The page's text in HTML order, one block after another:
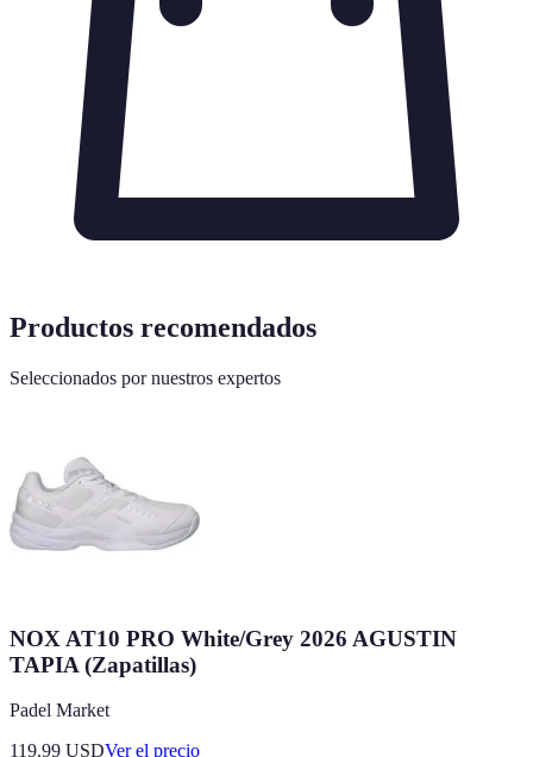
Productos recomendados
Seleccionados por nuestros expertos
NOX AT10 PRO White/Grey 2026 AGUSTIN
TAPIA (Zapatillas)
Padel Market
119.99 USDVer el precio